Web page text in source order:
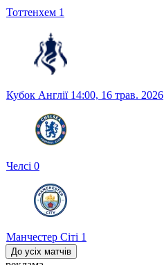
Тоттенхем 1
Кубок Англії 14:00, 16 трав. 2026
Челсі 0
Манчестер Сіті 1
До усіх матчів